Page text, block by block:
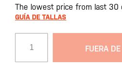
comienzo
de
imágenes
The lowest price from last 30
GUÍA DE TALLAS
FUERA